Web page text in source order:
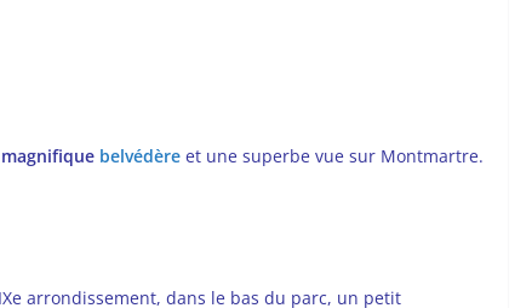
magnifique belvédère et une superbe vue sur Montmartre.
arrondissement, dans le bas du parc, un petit